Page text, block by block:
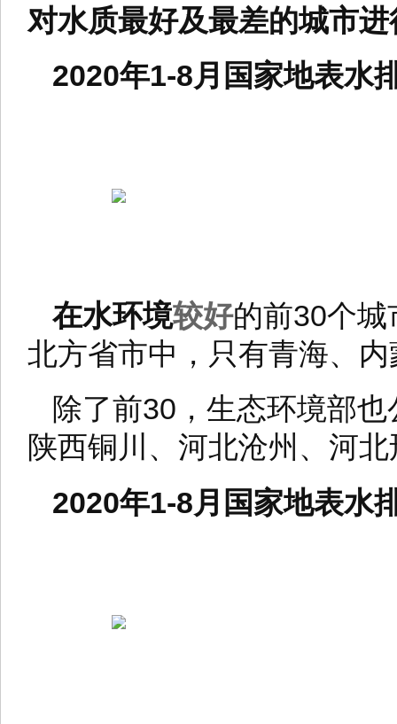
对水质最好及最差的城市
2020年1-8月国家地表水
在水环境较好的前30个城
北方省市中，只有青海、
除了前30，生态环境部也
陕西铜川、河北沧州、河
2020年1-8月国家地表水